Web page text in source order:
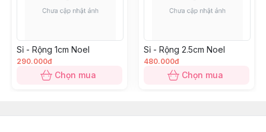
Sỉ - Rộng 1cm Noel
290.000đ
Chọn mua
Sỉ - Rộng 2.5cm Noel
480.000đ
Chọn mua